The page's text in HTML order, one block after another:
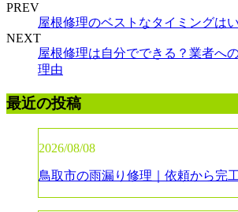
PREV
屋根修理のベストなタイミングは
NEXT
屋根修理は自分でできる？業者へ
理由
最近の投稿
2026/08/08
鳥取市の雨漏り修理｜依頼から完